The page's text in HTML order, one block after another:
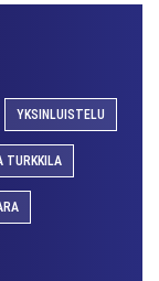
YKSINLUISTELU
TURKKILA